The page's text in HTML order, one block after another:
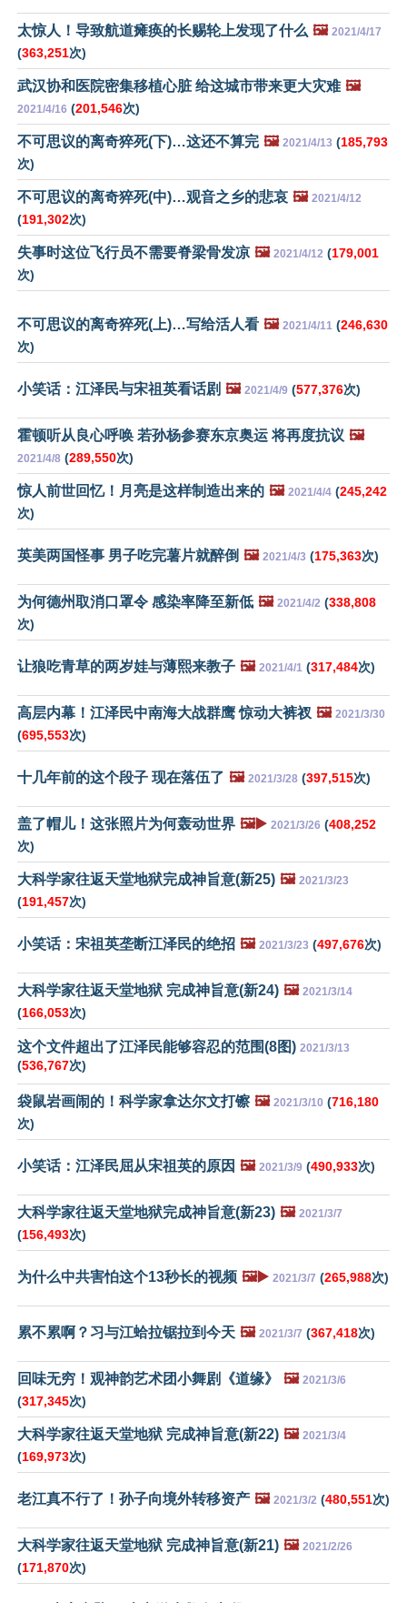
太惊人！导致航道瘫痪的长赐轮上发现了什么 🖼️ 2021/4/17
(363,251次)
武汉协和医院密集移植心脏 给这城市带来更大灾难 🖼️
2021/4/16 (201,546次)
不可思议的离奇猝死(下)…这还不算完 🖼️ 2021/4/13 (185,793
次)
不可思议的离奇猝死(中)…观音之乡的悲哀 🖼️ 2021/4/12
(191,302次)
失事时这位飞行员不需要脊梁骨发凉 🖼️ 2021/4/12 (179,001
次)
不可思议的离奇猝死(上)…写给活人看 🖼️ 2021/4/11 (246,630
次)
小笑话：江泽民与宋祖英看话剧 🖼️ 2021/4/9 (577,376次)
霍顿听从良心呼唤 若孙杨参赛东京奥运 将再度抗议 🖼️
2021/4/8 (289,550次)
惊人前世回忆！月亮是这样制造出来的 🖼️ 2021/4/4 (245,242
次)
英美两国怪事 男子吃完薯片就醉倒 🖼️ 2021/4/3 (175,363次)
为何德州取消口罩令 感染率降至新低 🖼️ 2021/4/2 (338,808
次)
让狼吃青草的两岁娃与薄熙来教子 🖼️ 2021/4/1 (317,484次)
高层内幕！江泽民中南海大战群鹰 惊动大裤衩 🖼️ 2021/3/30
(695,553次)
十几年前的这个段子 现在落伍了 🖼️ 2021/3/28 (397,515次)
盖了帽儿！这张照片为何轰动世界 🖼️▶️ 2021/3/26 (408,252
次)
大科学家往返天堂地狱完成神旨意(新25) 🖼️ 2021/3/23
(191,457次)
小笑话：宋祖英垄断江泽民的绝招 🖼️ 2021/3/23 (497,676次)
大科学家往返天堂地狱 完成神旨意(新24) 🖼️ 2021/3/14
(166,053次)
这个文件超出了江泽民能够容忍的范围(8图) 2021/3/13
(536,767次)
袋鼠岩画闹的！科学家拿达尔文打镲 🖼️ 2021/3/10 (716,180
次)
小笑话：江泽民屈从宋祖英的原因 🖼️ 2021/3/9 (490,933次)
大科学家往返天堂地狱完成神旨意(新23) 🖼️ 2021/3/7
(156,493次)
为什么中共害怕这个13秒长的视频 🖼️▶️ 2021/3/7 (265,988次)
累不累啊？习与江蛤拉锯拉到今天 🖼️ 2021/3/7 (367,418次)
回味无穷！观神韵艺术团小舞剧《道缘》 🖼️ 2021/3/6
(317,345次)
大科学家往返天堂地狱 完成神旨意(新22) 🖼️ 2021/3/4
(169,973次)
老江真不行了！孙子向境外转移资产 🖼️ 2021/3/2 (480,551次)
大科学家往返天堂地狱 完成神旨意(新21) 🖼️ 2021/2/26
(171,870次)